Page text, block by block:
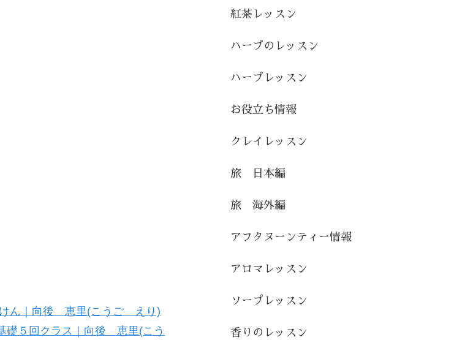
けん｜向後 恵里(こうご えり)
礎５回クラス｜向後 恵里(こう
紅茶レッスン
ハーブのレッスン
ハーブレッスン
お役立ち情報
クレイレッスン
旅 日本編
旅 海外編
アフタヌーンティー情報
アロマレッスン
ソープレッスン
香りのレッスン